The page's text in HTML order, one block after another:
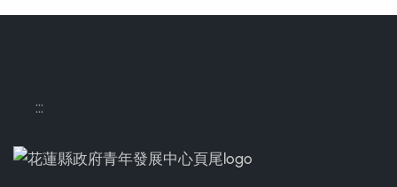
:::